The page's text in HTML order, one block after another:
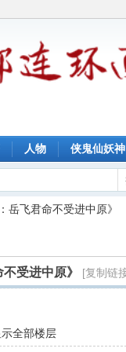
人物 侠鬼仙妖神
岳飞君命不受进中原》
受进中原》 [复制链
示全部楼层